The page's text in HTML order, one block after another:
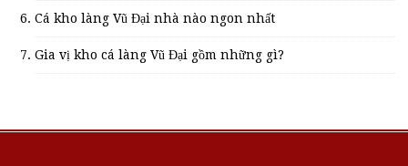
Cá kho làng Vũ Đại nhà nào ngon nhất
Gia vị kho cá làng Vũ Đại gồm những gì?